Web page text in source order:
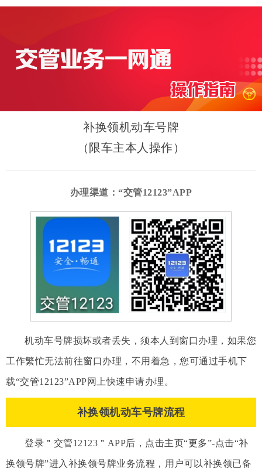
补换领机动车号牌
（限车主本人操作）
办理渠道：“交管12123”APP
机动车号牌损坏或者丢失，须本人到窗口办理，如果您
工作繁忙无法前往窗口办理，不用着急，您可通过手机下
载“交管12123”APP网上快速申请办理。
补换领机动车号牌流程
登录＂交管12123＂APP后，点击主页“更多”-点击“补
换领号牌”进入补换领号牌业务流程，用户可以补换领已备